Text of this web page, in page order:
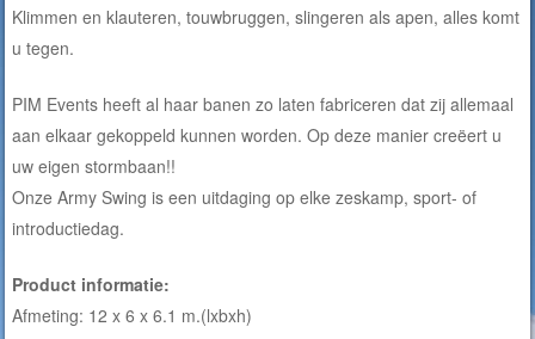
Klimmen en klauteren, touwbruggen, slingeren als apen, alles komt
u tegen.
PIM Events heeft al haar banen zo laten fabriceren dat zij allemaal
aan elkaar gekoppeld kunnen worden. Op deze manier creëert u
uw eigen stormbaan!!
Onze Army Swing is een uitdaging op elke zeskamp, sport- of
introductiedag.
Product informatie:
Afmeting: 12 x 6 x 6.1 m.(lxbxh)